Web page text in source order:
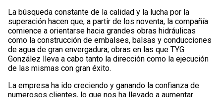
La búsqueda constante de la calidad y la lucha por la
superación hacen que, a partir de los noventa, la compañía
comience a orientarse hacia grandes obras hidráulicas
como la construcción de embalses, balsas y conducciones
de agua de gran envergadura; obras en las que TYG
González lleva a cabo tanto la dirección como la ejecución
de las mismas con gran éxito.
La empresa ha ido creciendo y ganando la confianza de
numerosos clientes, lo que nos ha llevado a aumentar